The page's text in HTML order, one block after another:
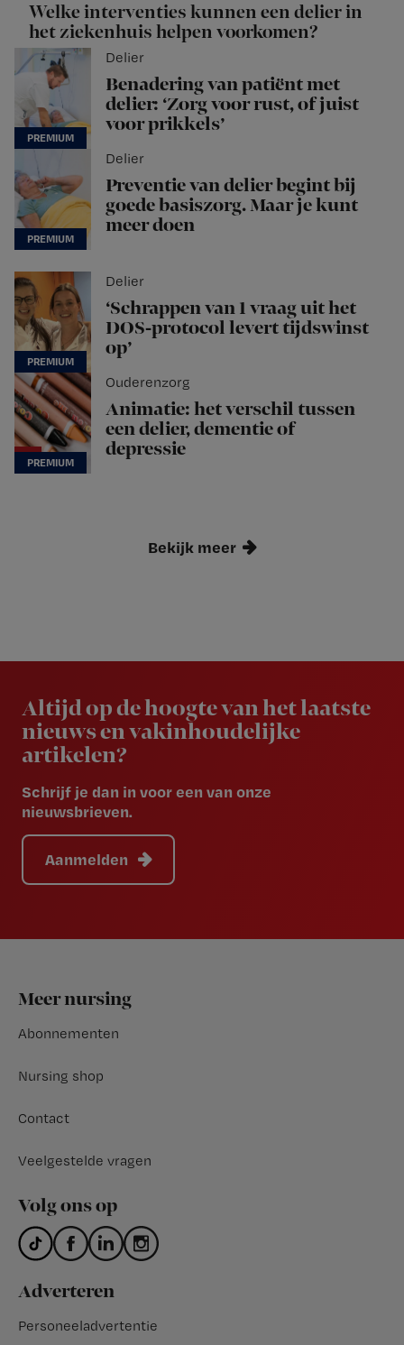
Welke interventies kunnen een delier in
het ziekenhuis helpen voorkomen?
Delier
Benadering van patiënt met
delier: ‘Zorg voor rust, of juist
voor prikkels’
Delier
Preventie van delier begint bij
goede basiszorg. Maar je kunt
meer doen
Delier
‘Schrappen van 1 vraag uit het
DOS-protocol levert tijdswinst
op’
Ouderenzorg
Animatie: het verschil tussen
een delier, dementie of
depressie
Bekijk meer
Altijd op de hoogte van het laatste
nieuws en vakinhoudelijke
artikelen?
Schrijf je dan in voor een van onze
nieuwsbrieven.
Aanmelden
Footer
Meer nursing
Abonnementen
Nursing shop
Contact
Veelgestelde vragen
Volg ons op
Adverteren
Personeeladvertentie